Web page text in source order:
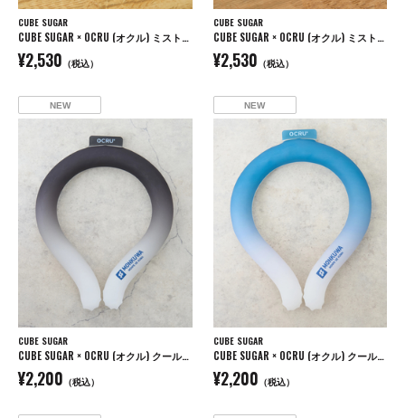
CUBE SUGAR
CUBE SUGAR × OCRU (オクル) ミスト付き アイスバッグ
¥2,530 （税込）
CUBE SUGAR
CUBE SUGAR × OCRU (オクル) ミスト付き アイスバッグ
¥2,530 （税込）
NEW
CUBE SUGAR
CUBE SUGAR × OCRU (オクル) クールリング
¥2,200 （税込）
NEW
CUBE SUGAR
CUBE SUGAR × OCRU (オクル) クールリング
¥2,200 （税込）